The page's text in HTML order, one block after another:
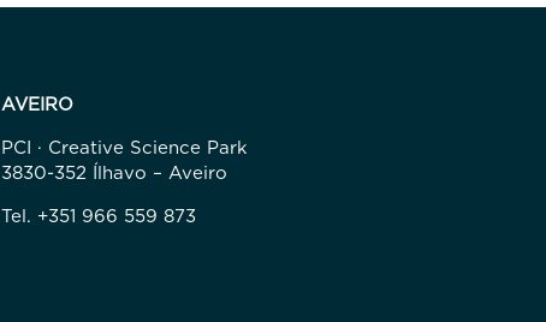
AVEIRO
PCI · Creative Science Park
3830-352 Ílhavo – Aveiro
Tel. +351 966 559 873